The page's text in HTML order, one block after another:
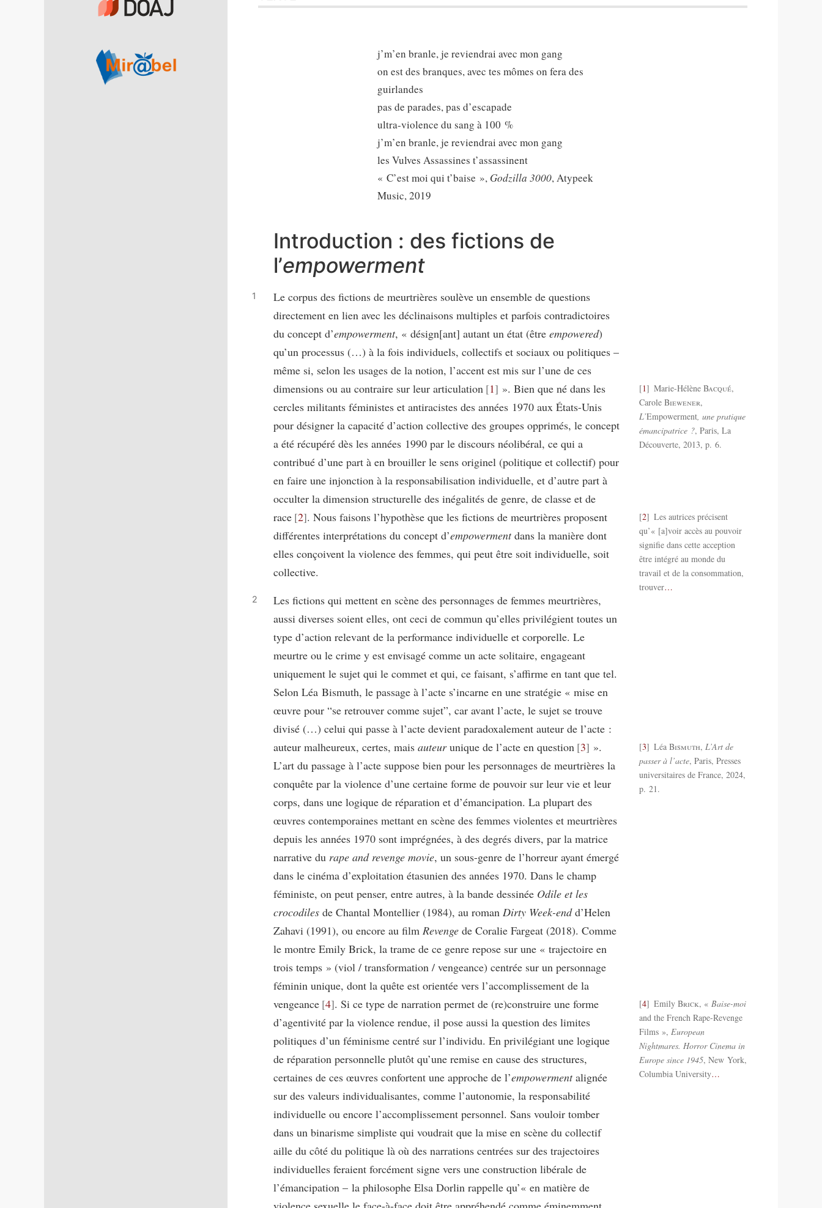
j’m’en branle, je reviendrai avec mon gang
on est des branques, avec tes mômes on fera des
guirlandes
pas de parades, pas d’escapade
ultra-violence du sang à 100 %
j’m’en branle, je reviendrai avec mon gang
les Vulves Assassines t’assassinent
« C’est moi qui t’baise », Godzilla 3000, Atypeek
Music, 2019
Introduction : des fictions de
l’empowerment
Le corpus des fictions de meurtrières soulève un ensemble de questions
directement en lien avec les déclinaisons multiples et parfois contradictoires
du concept d’empowerment, « désign[ant] autant un état (être empowered)
qu’un processus (…) à la fois individuels, collectifs et sociaux ou politiques –
même si, selon les usages de la notion, l’accent est mis sur l’une de ces
dimensions ou au contraire sur leur articulation 1
». Bien que né dans les
cercles militants féministes et antiracistes des années 1970 aux États-Unis
pour désigner la capacité d’action collective des groupes opprimés, le concept
a été récupéré dès les années 1990 par le discours néolibéral, ce qui a
contribué d’une part à en brouiller le sens originel (politique et collectif) pour
en faire une injonction à la responsabilisation individuelle, et d’autre part à
occulter la dimension structurelle des inégalités de genre, de classe et de
race 2 . Nous faisons l’hypothèse que les fictions de meurtrières proposent
différentes interprétations du concept d’empowermentdans la manière dont
elles conçoivent la violence des femmes, qui peut être soit individuelle, soit
collective.
Les fictions qui mettent en scène des personnages de femmes meurtrières,
aussi diverses soient elles, ont ceci de commun qu’elles privilégient toutes un
type d’action relevant de la performance individuelle et corporelle. Le
meurtre ou le crime y est envisagé comme un acte solitaire, engageant
uniquement le sujet qui le commet et qui, ce faisant, s’affirme en tant que tel.
Selon Léa Bismuth, le passage à l’acte s’incarne en une stratégie « mise en
œuvre pour “se retrouver comme sujet”, car avant l’acte, le sujet se trouve
divisé (…) celui qui passe à l’acte devient paradoxalement auteur de l’acte :
auteur malheureux, certes, mais auteurunique de l’acte en question 3 ».
L’art du passage à l’acte suppose bien pour les personnages de meurtrières la
conquête par la violence d’une certaine forme de pouvoir sur leur vie et leur
corps, dans une logique de réparation et d’émancipation. La plupart des
œuvres contemporaines mettant en scène des femmes violentes et meurtrières
depuis les années 1970 sont imprégnées, à des degrés divers, par la matrice
narrative du rape and revenge movie, un sous-genre de l’horreur ayant émergé
dans le cinéma d’exploitation étasunien des années 1970. Dans le champ
féministe, on peut penser, entre autres, à la bande dessinée Odile et les
crocodiles de Chantal Montellier (1984), au roman Dirty Week-endd’Helen
Zahavi (1991), ou encore au film Revenge de Coralie Fargeat (2018). Comme
le montre Emily Brick, la trame de ce genre repose sur une « trajectoire en
trois temps » (viol / transformation / vengeance) centrée sur un personnage
féminin unique, dont la quête est orientée vers l’accomplissement de la
vengeance 4 . Si ce type de narration permet de (re)construire une forme
d’agentivité par la violence rendue, il pose aussi la question des limites
politiques d’un féminisme centré sur l’individu. En privilégiant une logique
de réparation personnelle plutôt qu’une remise en cause des structures,
certaines de ces œuvres confortent une approche de l’empowermentalignée
sur des valeurs individualisantes, comme l’autonomie, la responsabilité
individuelle ou encore l’accomplissement personnel. Sans vouloir tomber
dans un binarisme simpliste qui voudrait que la mise en scène du collectif
aille du côté du politique là où des narrations centrées sur des trajectoires
individuelles feraient forcément signe vers une construction libérale de
l’émancipation – la philosophe Elsa Dorlin rappelle qu’« en matière de
1 Marie-Hélène Bacqué,
Carole Biewener,
L’Empowerment, une pratique
émancipatrice ?, Paris, La
Découverte, 2013, p. 6.
2
Les autrices précisent
qu’« [a]voir accès au pouvoir
signifie dans cette acception
être intégré au monde du
travail et de la consommation,
trouver…
3 Léa Bismuth, L’Art de
passer à l’acte, Paris, Presses
universitaires de France, 2024,
p. 21.
4 Emily Brick, « Baise-moi
and the French Rape-Revenge
Films », European
Nightmares. Horror Cinema in
Europe since 1945, New York,
Columbia University…